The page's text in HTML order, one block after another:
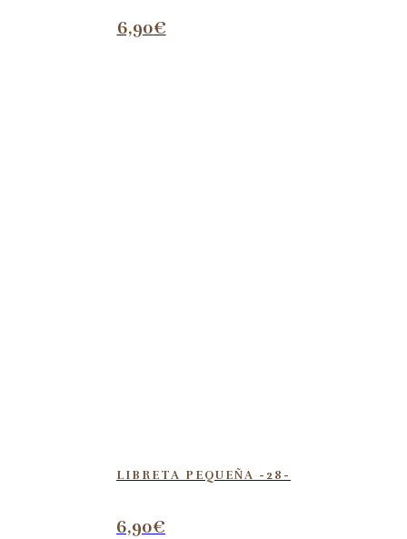
6,90€
LIBRETA PEQUEÑA -28-
6,90€